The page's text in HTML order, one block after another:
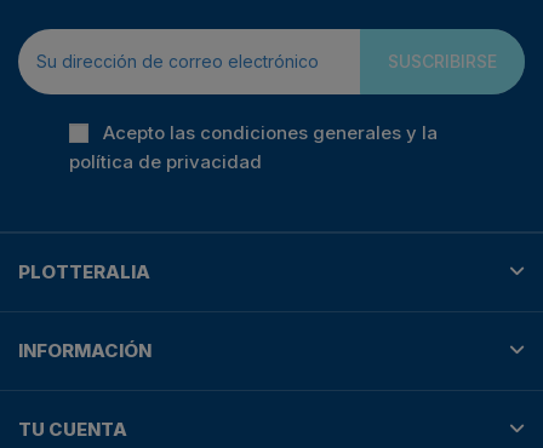
SUSCRIBIRSE
Acepto las condiciones generales y la
política de privacidad
PLOTTERALIA
INFORMACIÓN
TU CUENTA